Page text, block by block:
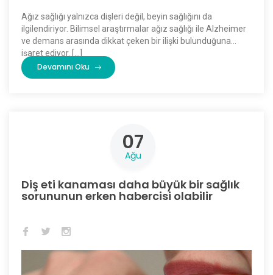
Ağız sağlığı yalnızca dişleri değil, beyin sağlığını da
ilgilendiriyor. Bilimsel araştırmalar ağız sağlığı ile Alzheimer
ve demans arasında dikkat çeken bir ilişki bulunduğuna
işaret ediyor. […]
Devamını Oku
07
Ağu
Diş eti kanaması daha büyük bir sağlık
sorununun erken habercisi olabilir